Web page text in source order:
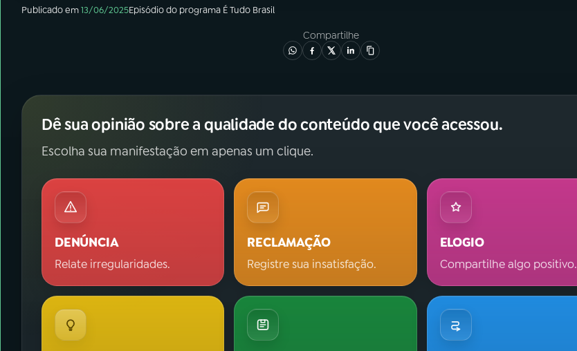
Publicado em13/06/2025Episódiodo programa É Tudo Brasil
Compartilhe
Dê sua opinião sobre a qualidade do conteúdo que você acessou.
Escolha sua manifestação em apenas um clique.
DENÚNCIA
Relate irregularidades.
RECLAMAÇÃO
Registre sua insatisfação.
ELOGIO
Compartilhe algo positivo.